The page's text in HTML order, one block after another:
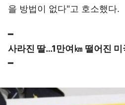
을 방법이 없다"고 호소했다.
━
사라진 딸…1만여㎞ 떨어진
━